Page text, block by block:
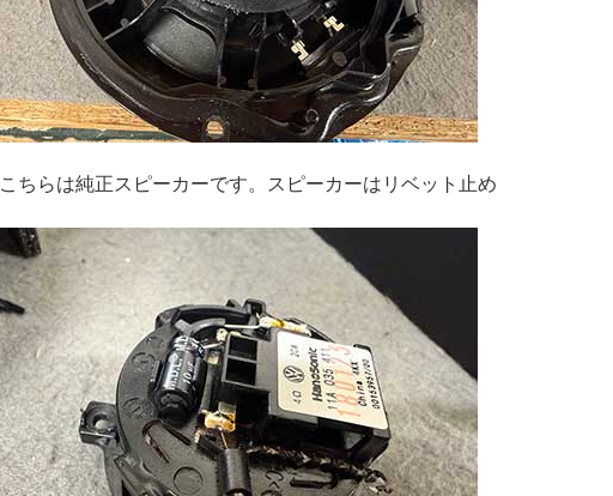
こちらは純正スピーカーです。スピーカーはリベット止め